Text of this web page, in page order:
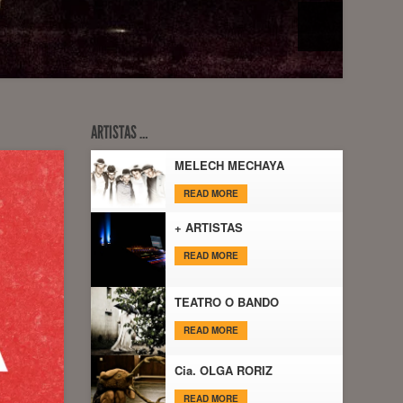
ARTISTAS …
MELECH MECHAYA
READ MORE
+ ARTISTAS
READ MORE
TEATRO O BANDO
READ MORE
Cia. OLGA RORIZ
READ MORE